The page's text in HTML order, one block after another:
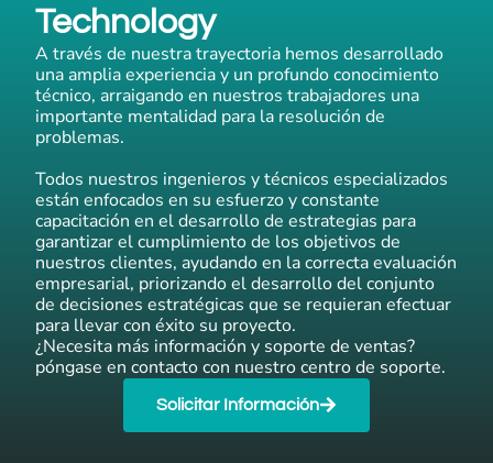
Technology
A través de nuestra trayectoria hemos desarrollado
una amplia experiencia y un profundo conocimiento
técnico, arraigando en nuestros trabajadores una
importante mentalidad para la resolución de
problemas.
Todos nuestros ingenieros y técnicos especializados
están enfocados en su esfuerzo y constante
capacitación en el desarrollo de estrategias para
garantizar el cumplimiento de los objetivos de
nuestros clientes, ayudando en la correcta evaluación
empresarial, priorizando el desarrollo del conjunto
de decisiones estratégicas que se requieran efectuar
para llevar con éxito su proyecto.
¿Necesita más información y soporte de ventas?
póngase en contacto con nuestro centro de soporte.
Solicitar Información